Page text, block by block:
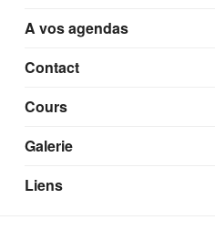
A vos agendas
Contact
Cours
Galerie
Liens